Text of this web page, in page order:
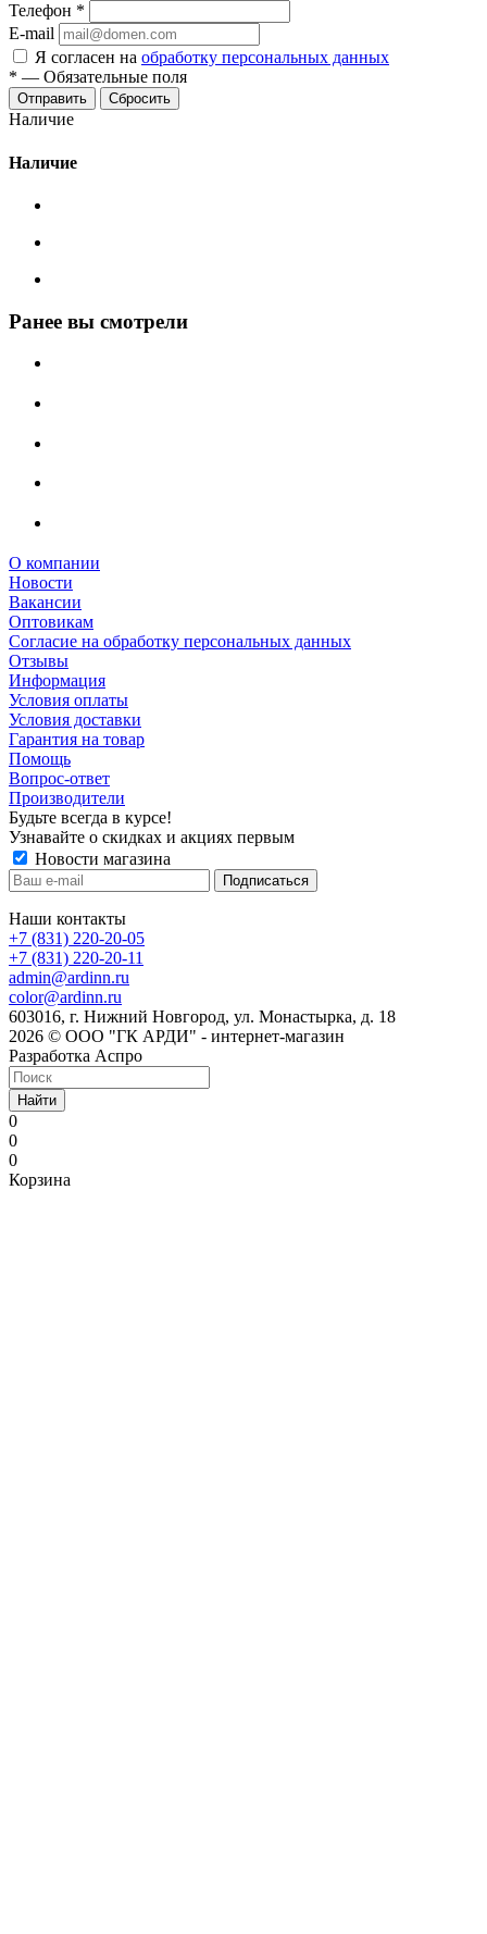
Телефон *
E-mail
Я согласен на обработку персональных данных
* — Обязательные поля
Сбросить
Наличие
Наличие
Ранее вы смотрели
О компании
Новости
Вакансии
Оптовикам
Cогласие на обработку персональных данных
Отзывы
Информация
Условия оплаты
Условия доставки
Гарантия на товар
Помощь
Вопрос-ответ
Производители
Будьте всегда в курсе!
Узнавайте о скидках и акциях первым
Новости магазина
Наши контакты
+7 (831) 220-20-05
+7 (831) 220-20-11
admin@ardinn.ru
color@ardinn.ru
603016, г. Нижний Новгород, ул. Монастырка, д. 18
2026 © ООО "ГК АРДИ" - интернет-магазин
Разработка Аспро
Найти
0
0
0
Корзина